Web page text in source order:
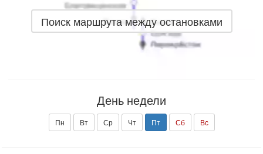
Поиск маршрута между остановками
День недели
Пн Вт Ср Чт Пт Сб Вс